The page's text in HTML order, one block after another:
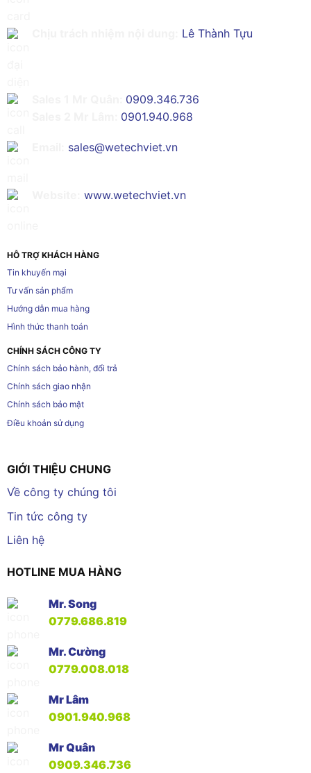
Lê Thành Tựu
0909.346.736
0901.940.968
sales@wetechviet.vn
www.wetechviet.vn
HỖ TRỢ KHÁCH HÀNG
Tin khuyến mại
Tư vấn sản phẩm
Hướng dẫn mua hàng
Hình thức thanh toán
CHÍNH SÁCH CÔNG TY
Chính sách bảo hành, đổi trả
Chính sách giao nhận
Chính sách bảo mật
Điều khoản sử dụng
GIỚI THIỆU CHUNG
Về công ty chúng tôi
Tin tức công ty
Liên hệ
HOTLINE MUA HÀNG
Mr. Song
0779.686.819
Mr. Cường
0779.008.018
Mr Lâm
0901.940.968
Mr Quân
0909.346.736